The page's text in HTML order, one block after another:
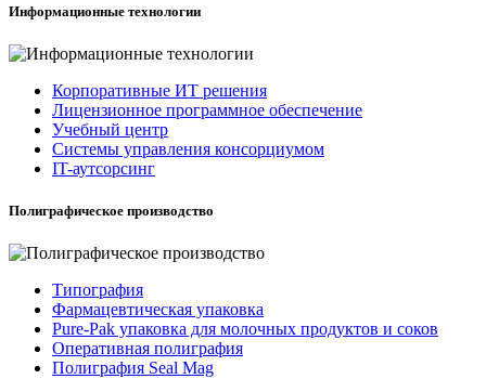
Информационные технологии
Корпоративные ИТ решения
Лицензионное программное обеспечение
Учебный центр
Системы управления консорциумом
IT-аутсорсинг
Полиграфическое производство
Типография
Фармацевтическая упаковка
Pure-Pak упаковка для молочных продуктов и соков
Оперативная полиграфия
Полиграфия Seal Mag